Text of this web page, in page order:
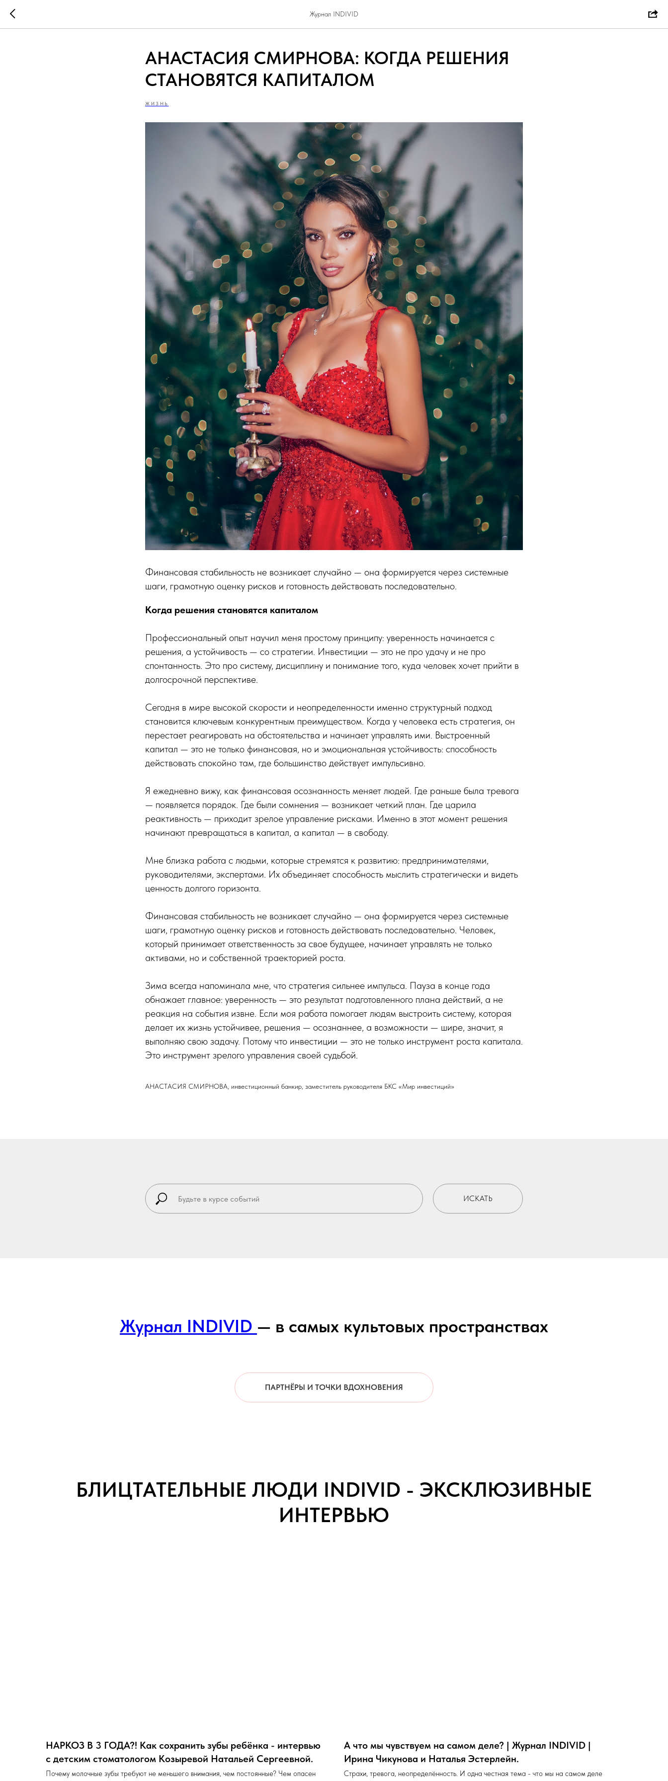
Журнал INDIVID
АНАСТАСИЯ СМИРНОВА: КОГДА РЕШЕНИЯ
СТАНОВЯТСЯ КАПИТАЛОМ
ЖИЗНЬ
Финансовая стабильность не возникает случайно — она формируется через системные
шаги, грамотную оценку рисков и готовность действовать последовательно.
Когда решения становятся капиталом
Профессиональный опыт научил меня простому принципу: уверенность начинается с
решения, а устойчивость — со стратегии. Инвестиции — это не про удачу и не про
спонтанность. Это про систему, дисциплину и понимание того, куда человек хочет прийти в
долгосрочной перспективе.
Сегодня в мире высокой скорости и неопределенности именно структурный подход
становится ключевым конкурентным преимуществом. Когда у человека есть стратегия, он
перестает реагировать на обстоятельства и начинает управлять ими. Выстроенный
капитал — это не только финансовая, но и эмоциональная устойчивость: способность
действовать спокойно там, где большинство действует импульсивно.
Я ежедневно вижу, как финансовая осознанность меняет людей. Где раньше была тревога
— появляется порядок. Где были сомнения — возникает четкий план. Где царила
реактивность — приходит зрелое управление рисками. Именно в этот момент решения
начинают превращаться в капитал, а капитал — в свободу.
Мне близка работа с людьми, которые стремятся к развитию: предпринимателями,
руководителями, экспертами. Их объединяет способность мыслить стратегически и видеть
ценность долгого горизонта.
Финансовая стабильность не возникает случайно — она формируется через системные
шаги, грамотную оценку рисков и готовность действовать последовательно. Человек,
который принимает ответственность за свое будущее, начинает управлять не только
активами, но и собственной траекторией роста.
Зима всегда напоминала мне, что стратегия сильнее импульса. Пауза в конце года
обнажает главное: уверенность — это результат подготовленного плана действий, а не
реакция на события извне. Если моя работа помогает людям выстроить систему, которая
делает их жизнь устойчивее, решения — осознаннее, а возможности — шире, значит, я
выполняю свою задачу. Потому что инвестиции — это не только инструмент роста капитала.
Это инструмент зрелого управления своей судьбой.
АНАСТАСИЯ СМИРНОВА, инвестиционный банкир, заместитель руководителя БКС «Мир инвестиций»
ИСКАТЬ
Журнал INDIVID — в самых культовых пространствах
ПАРТНЁРЫ И ТОЧКИ ВДОХНОВЕНИЯ
БЛИЦТАТЕЛЬНЫЕ ЛЮДИ INDIVID - ЭКСКЛЮЗИВНЫЕ
ИНТЕРВЬЮ
НАРКОЗ В 3 ГОДА?! Как сохранить зубы ребёнка - интервью
с детским стоматологом Козыревой Натальей Сергеевной.
Почему молочные зубы требуют не меньшего внимания, чем постоянные? Чем опасен
А что мы чувствуем на самом деле? | Журнал INDIVID |
Ирина Чикунова и Наталья Эстерлейн.
Страхи, тревога, неопределённость. И одна честная тема - что мы на самом деле